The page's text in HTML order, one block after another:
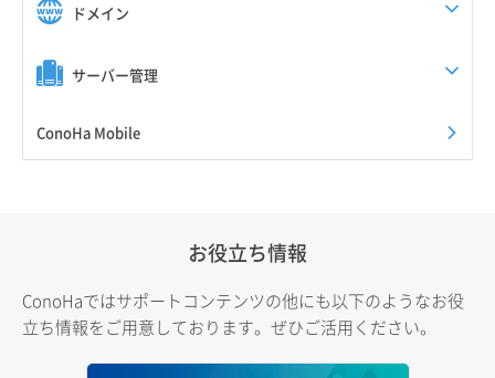
ドメイン
サーバー管理
ConoHa Mobile
お役立ち情報
ConoHaではサポートコンテンツの他にも以下のようなお役
立ち情報をご用意しております。ぜひご活用ください。